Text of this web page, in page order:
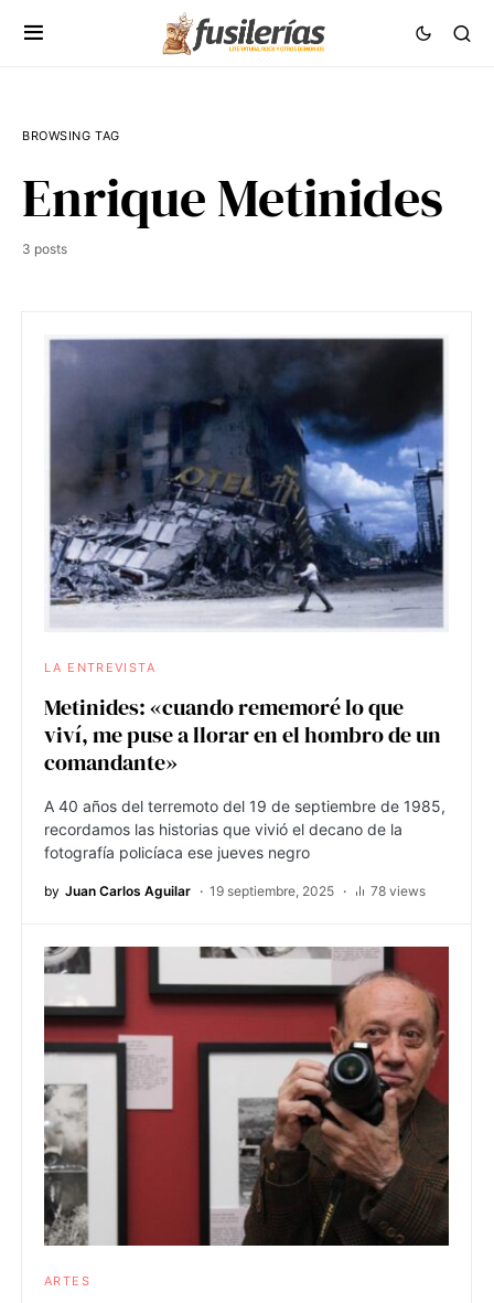
BROWSING TAG
Enrique Metinides
3 posts
LA ENTREVISTA
Metinides: «cuando rememoré lo que
viví, me puse a llorar en el hombro de un
comandante»
A 40 años del terremoto del 19 de septiembre de 1985,
recordamos las historias que vivió el decano de la
fotografía policíaca ese jueves negro
by Juan Carlos Aguilar 19 septiembre, 2025 78 views
ARTES